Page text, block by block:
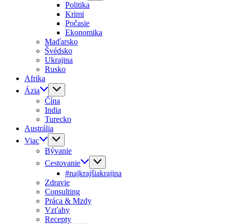
Politika
Krimi
Počasie
Ekonomika
Maďarsko
Švédsko
Ukrajina
Rusko
Afrika
Ázia
Čína
India
Turecko
Austrália
Viac
Bývanie
Cestovanie
#najkrajšiakrajina
Zdravie
Consulting
Práca & Mzdy
Vzťahy
Recepty